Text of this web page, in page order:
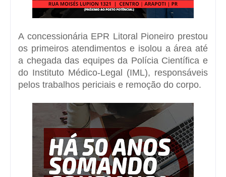
A concessionária EPR Litoral Pioneiro prestou
os primeiros atendimentos e isolou a área até
a chegada das equipes da Polícia Científica e
do Instituto Médico-Legal (IML), responsáveis
pelos trabalhos periciais e remoção do corpo.